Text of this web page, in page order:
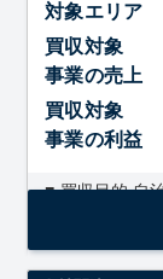
対象エリア
買収対象
事業の売上
買収対象
事業の利益
■ 買収目的 自
援・地域DX